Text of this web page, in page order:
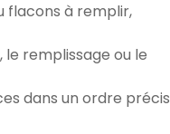
flacons à remplir,
remplissage ou le
dans un ordre précis